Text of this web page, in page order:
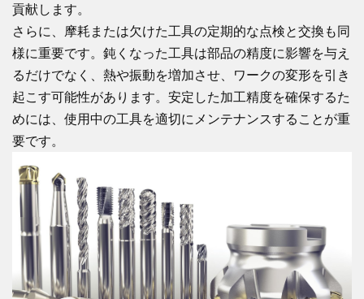
貢献します。
さらに、摩耗または欠けた工具の定期的な点検と交換も同
様に重要です。鈍くなった工具は部品の精度に影響を与え
るだけでなく、熱や振動を増加させ、ワークの変形を引き
起こす可能性があります。安定した加工精度を確保するた
めには、使用中の工具を適切にメンテナンスすることが重
要です。